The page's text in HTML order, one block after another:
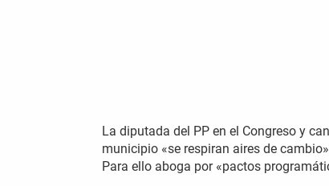
La diputada del PP en el Congreso y
municipio «se respiran aires de
Para ello aboga por «pactos